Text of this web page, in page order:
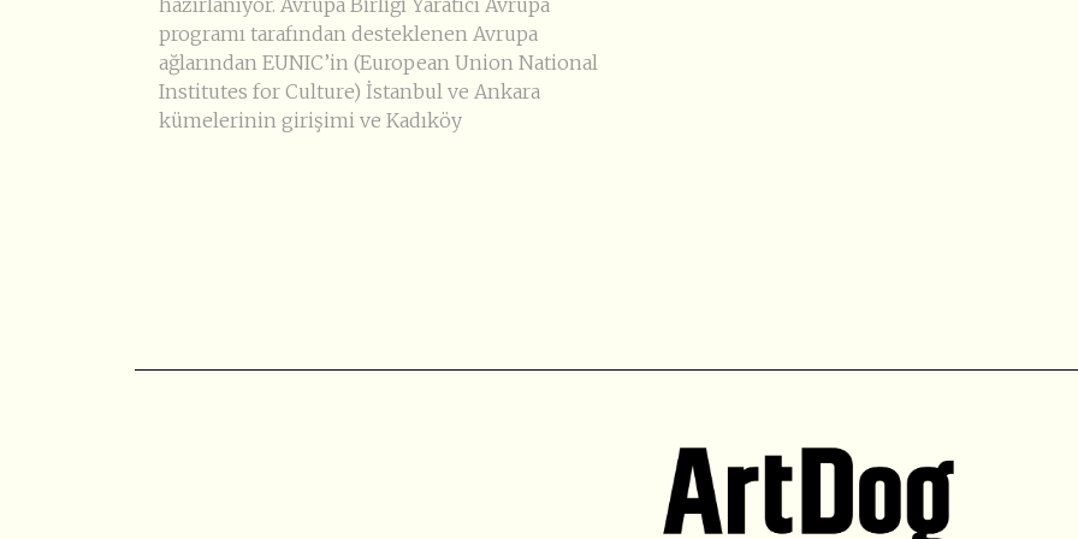
programı tarafından desteklenen Avrupa
ağlarından EUNIC’in (European Union National
Institutes for Culture) İstanbul ve Ankara
kümelerinin girişimi ve Kadıköy